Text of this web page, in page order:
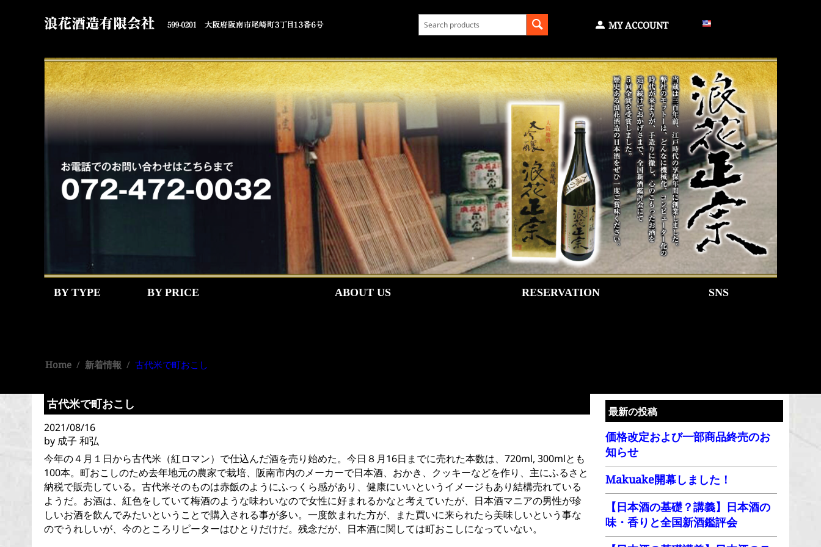
MY ACCOUNT
BY TYPE BY PRICE ABOUT US RESERVATION SNS
Home / 新着情報 / 古代米で町おこし
古代米で町おこし
2021/08/16
by 成子 和弘
今年の４月１日から古代米（紅ロマン）で仕込んだ酒を売り始めた。今日８月16日までに売れた本数は、720ml, 300mlとも
100本。町おこしのため去年地元の農家で栽培、阪南市内のメーカーで日本酒、おかき、クッキーなどを作り、主にふるさと
納税で販売している。古代米そのものは赤飯のようにふっくら感があり、健康にいいというイメージもあり結構売れている
ようだ。お酒は、紅色をしていて梅酒のような味わいなので女性に好まれるかなと考えていたが、日本酒マニアの男性が珍
しいお酒を飲んでみたいということで購入される事が多い。一度飲まれた方が、また買いに来られたら美味しいという事な
のでうれしいが、今のところリピーターはひとりだけだ。残念だが、日本酒に関しては町おこしになっていない。
最新の投稿
価格改定および一部商品終売のお
知らせ
Makuake開幕しました！
【日本酒の基礎？講義】日本酒の
味・香りと全国新酒鑑評会